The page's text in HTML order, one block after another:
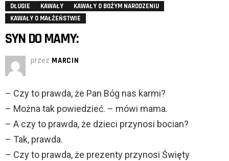
DŁUGIE KAWAŁY
KAWAŁY O BOŻYM NARODZENIU
KAWAŁY O MAŁŻEŃSTWIE
SYN DO MAMY:
przez MARCIN
– Czy to prawda, że Pan Bóg nas karmi?
– Można tak powiedzieć. – mówi mama.
– A czy to prawda, że dzieci przynosi bocian?
– Tak, prawda.
– Czy to prawda, że prezenty przynosi Święty